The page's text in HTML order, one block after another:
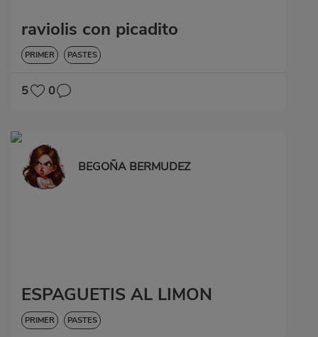
raviolis con picadito
PRIMER PASTES
5 0
BEGOÑA BERMUDEZ
ESPAGUETIS AL LIMON
PRIMER PASTES